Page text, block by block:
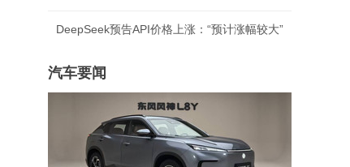
DeepSeek预告API价格上涨：“预计涨幅较大”
汽车要闻